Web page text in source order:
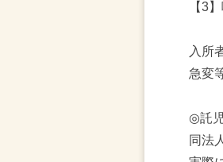
【3
入所
急変
◎託
同法